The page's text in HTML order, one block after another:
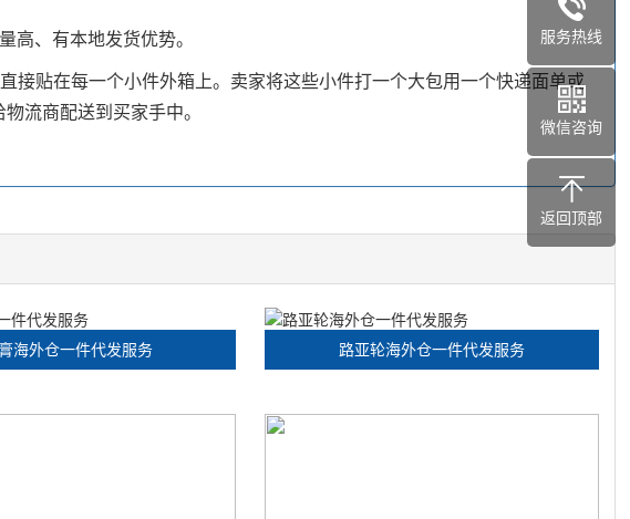
、有本地发货优势。
接贴在每一个小件外箱上。卖家将这些小件打一个大包用一个快递面单或
流商配送到买家手中。
海外仓一件代发服务 路亚轮海外仓一件代发服务
服务热线
微信咨询
返回顶部